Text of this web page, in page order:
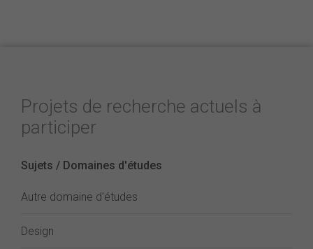
Projets de recherche actuels à
participer
Sujets / Domaines d'études
Autre domaine d'études
Design